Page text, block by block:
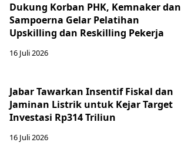
Dukung Korban PHK, Kemnaker dan
Sampoerna Gelar Pelatihan
Upskilling dan Reskilling Pekerja
16 Juli 2026
Jabar Tawarkan Insentif Fiskal dan
Jaminan Listrik untuk Kejar Target
Investasi Rp314 Triliun
16 Juli 2026